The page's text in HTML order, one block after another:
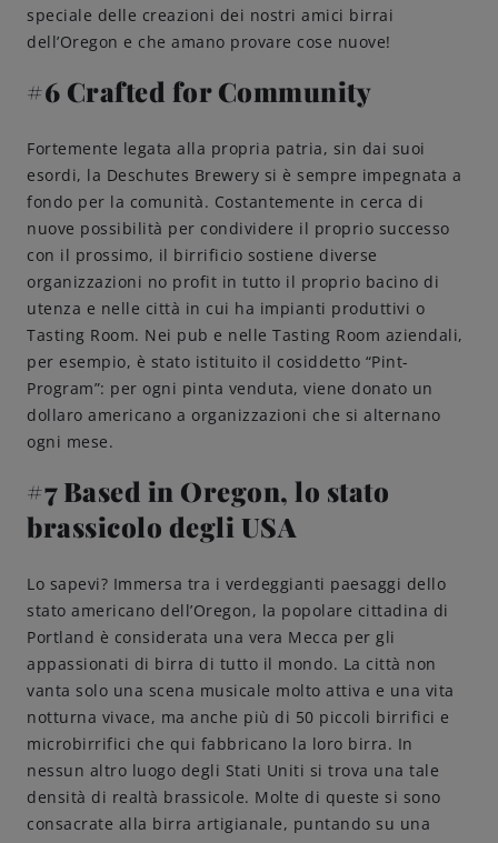
speciale delle creazioni dei nostri amici birrai
dell’Oregon e che amano provare cose nuove!
#6 Crafted for Community
Fortemente legata alla propria patria, sin dai suoi
esordi, la Deschutes Brewery si è sempre impegnata a
fondo per la comunità. Costantemente in cerca di
nuove possibilità per condividere il proprio successo
con il prossimo, il birrificio sostiene diverse
organizzazioni no profit in tutto il proprio bacino di
utenza e nelle città in cui ha impianti produttivi o
Tasting Room. Nei pub e nelle Tasting Room aziendali,
per esempio, è stato istituito il cosiddetto “Pint-
Program”: per ogni pinta venduta, viene donato un
dollaro americano a organizzazioni che si alternano
ogni mese.
#7 Based in Oregon, lo stato
brassicolo degli USA
Lo sapevi? Immersa tra i verdeggianti paesaggi dello
stato americano dell’Oregon, la popolare cittadina di
Portland è considerata una vera Mecca per gli
appassionati di birra di tutto il mondo. La città non
vanta solo una scena musicale molto attiva e una vita
notturna vivace, ma anche più di 50 piccoli birrifici e
microbirrifici che qui fabbricano la loro birra. In
nessun altro luogo degli Stati Uniti si trova una tale
densità di realtà brassicole. Molte di queste si sono
consacrate alla birra artigianale, puntando su una